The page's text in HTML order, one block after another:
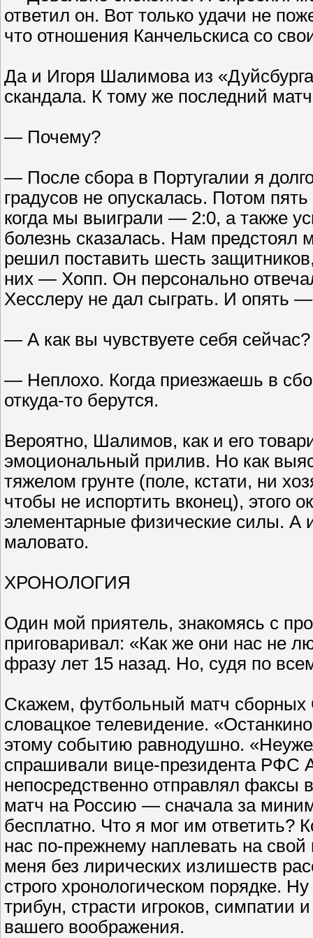
ответил он. Вот только удачи не
что отношения Канчельскиса со
Да и Игоря Шалимова из
скандала. К тому же последний
— Почему?
— После сбора в Португалии я
градусов не опускалась. Потом
когда мы выиграли — 2:0, а также
болезнь сказалась. Нам предстоял
решил поставить шесть
них — Хопп. Он персонально
Хесслеру не дал сыграть. И опять
— А как вы чувствуете себя сейчас?
— Неплохо. Когда приезжаешь в
откуда-то берутся.
Вероятно, Шалимов, как и его
эмоциональный прилив. Но как
тяжелом грунте (поле, кстати, ни
чтобы не испортить вконец), этого
элементарные физические силы. А
маловато.
ХРОНОЛОГИЯ
Один мой приятель, знакомясь с
приговаривал: «Как же они нас не
фразу лет 15 назад. Но, судя по
Скажем, футбольный матч сборных
словацкое телевидение.
этому событию равнодушно.
спрашивали вице-президента РФС
непосредственно отправлял факсы
матч на Россию — сначала за
бесплатно. Что я мог им ответить?
нас по-прежнему наплевать на
меня без лирических излишеств
строго хронологическом порядке.
трибун, страсти игроков, симпатии
вашего воображения.